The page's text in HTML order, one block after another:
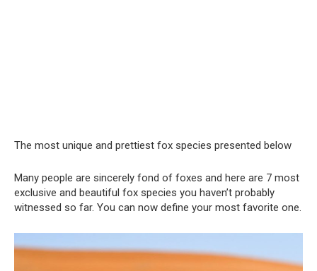
The most unique and prettiest fox species presented below
Many people are sincerely fond of foxes and here are 7 most
exclusive and beautiful fox species you haven’t probably
witnessed so far. You can now define your most favorite one.